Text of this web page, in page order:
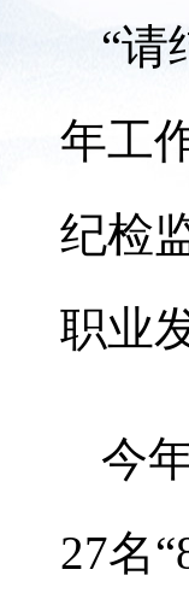
“请
年工
纪检
职业
今
27名